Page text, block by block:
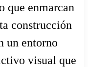
que enmarcan
construcción
un entorno
visual que